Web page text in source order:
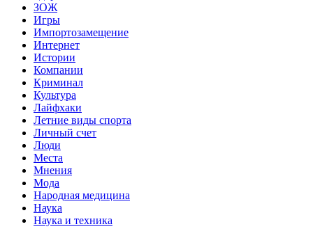
ЗОЖ
Игры
Импортозамещение
Интернет
Истории
Компании
Криминал
Культура
Лайфхаки
Летние виды спорта
Личный счет
Люди
Места
Мнения
Мода
Народная медицина
Наука
Наука и техника